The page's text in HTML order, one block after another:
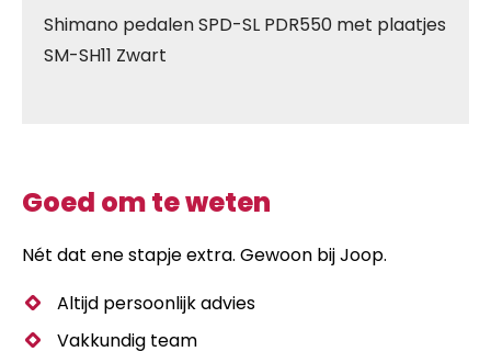
Shimano pedalen SPD-SL PDR550 met plaatjes
SM-SH11 Zwart
Goed om te weten
Nét dat ene stapje extra. Gewoon bij Joop.
Altijd persoonlijk advies
Vakkundig team